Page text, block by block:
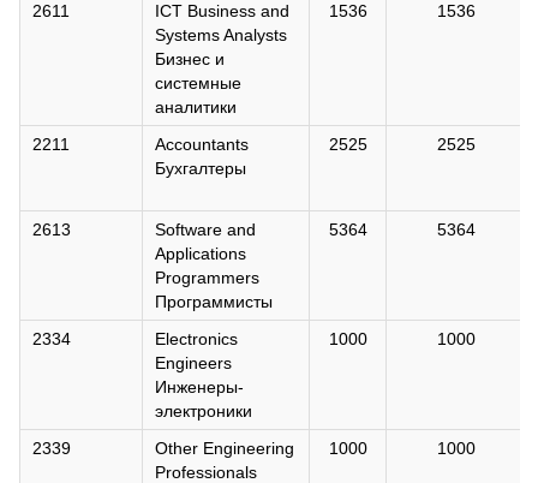
2611
ICT Business and
Systems Analysts
Бизнес и
системные
аналитики
1536 1536
2211
Accountants
Бухгалтеры
2525 2525
2613
Software and
Applications
Programmers
Программисты
5364 5364
2334
Electronics
Engineers
Инженеры-
электроники
1000 1000
2339
Other Engineering
Professionals
1000 1000